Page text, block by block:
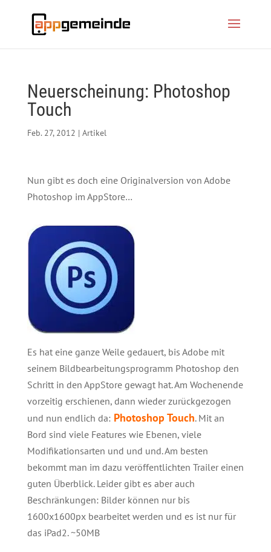
Neuerscheinung: Photoshop
Touch
Feb. 27, 2012 | Artikel
Nun gibt es doch eine Originalversion von Adobe
Photoshop im AppStore…
Es hat eine ganze Weile gedauert, bis Adobe mit
seinem Bildbearbeitungsprogramm Photoshop den
Schritt in den AppStore gewagt hat. Am Wochenende
vorzeitig erschienen, dann wieder zurückgezogen
und nun endlich da:Photoshop Touch. Mit an
Bord sind viele Features wie Ebenen, viele
Modifikationsarten und und und. Am besten
bekommt man im dazu veröffentlichten Trailer einen
guten Überblick. Leider gibt es aber auch
Beschränkungen: Bilder können nur bis
1600x1600px bearbeitet werden und es ist nur für
das iPad2. ~50MB